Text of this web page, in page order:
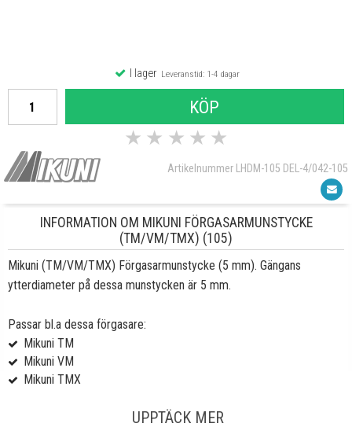
I lagerLeveranstid: 1-4 dagar
KÖP
★ ★ ★ ★ ★
Artikelnummer LHDM-105 DEL-4/042-105
INFORMATION OM MIKUNI FÖRGASARMUNSTYCKE
(TM/VM/TMX) (105)
Mikuni (TM/VM/TMX) Förgasarmunstycke (5 mm). Gängans
ytterdiameter på dessa munstycken är 5 mm.
Passar bl.a dessa förgasare:
Mikuni TM
Mikuni VM
Mikuni TMX
UPPTÄCK MER